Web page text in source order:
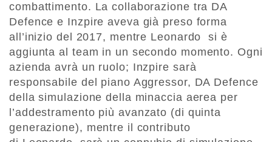
combattimento. La collaborazione tra DA
Defence e Inzpire aveva già preso forma
all’inizio del 2017, mentre Leonardo
si è
aggiunta al team in un secondo momento. Ogni
azienda avrà un ruolo; Inzpire sarà
responsabile del piano Aggressor, DA Defence
della simulazione della minaccia aerea per
l’addestramento più avanzato (di quinta
generazione), mentre il contributo